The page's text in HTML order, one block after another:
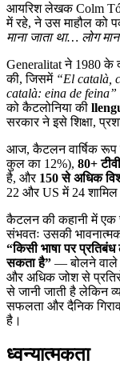
आयरिश लेखक Colm
में रहे, ने उस माहौल को
माना जाता था… लोग
Generalitat ने 1980 के
की, जिसमें “El català,
català: eina de feina”
को कैटलोनिया की
सरकार ने इसे शिक्षा,
आज, कैटलन वार्षिक
कुल का 12%), 80+
है, और 150 से अधिक
22 और US में 24 शामिल
कैटलन की कहानी में एक
संभवतः उसकी
“किसी भाषा पर
सकता है” — बोलने वाले
और अधिक जोश से
से जानी जाती है लेकिन
सफलता और दैनिक
है।
ध्वन्यात्मकता